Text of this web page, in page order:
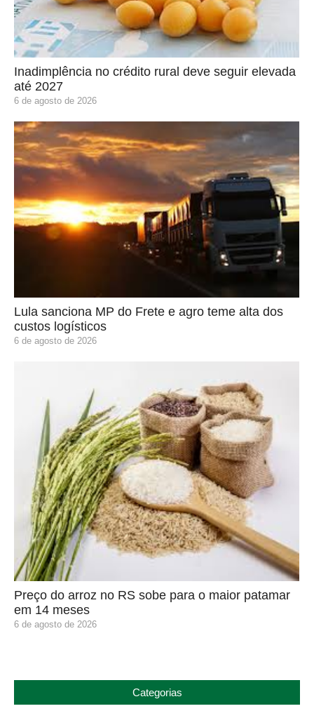
Inadimplência no crédito rural deve seguir elevada
até 2027
6 de agosto de 2026
Lula sanciona MP do Frete e agro teme alta dos
custos logísticos
6 de agosto de 2026
Preço do arroz no RS sobe para o maior patamar
em 14 meses
6 de agosto de 2026
Categorias